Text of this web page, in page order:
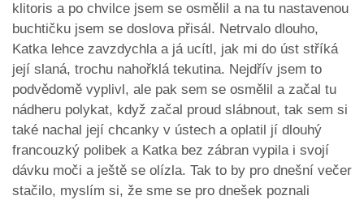
klitoris a po chvilce jsem se osmělil a na tu nastavenou
buchtičku jsem se doslova přisál. Netrvalo dlouho,
Katka lehce zavzdychla a já ucítl, jak mi do úst stříká
její slaná, trochu nahořklá tekutina. Nejdřív jsem to
podvědomě vyplivl, ale pak sem se osmělil a začal tu
nádheru polykat, když začal proud slábnout, tak sem si
také nachal její chcanky v ústech a oplatil jí dlouhý
francouzký polibek a Katka bez zábran vypila i svojí
dávku moči a ještě se olízla. Tak to by pro dnešní večer
stačilo, myslím si, že sme se pro dnešek poznali